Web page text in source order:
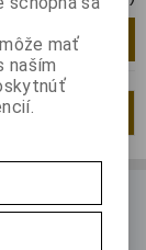
do košíka
mať
naším